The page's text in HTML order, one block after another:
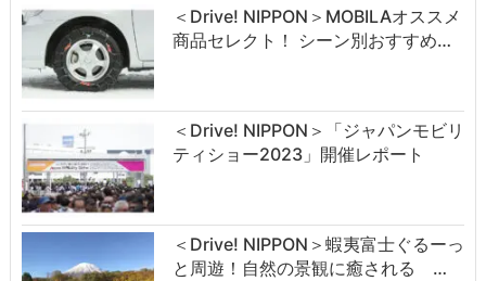
＜Drive! NIPPON＞MOBILAオススメ
商品セレクト！ シーン別おすすめ…
＜Drive! NIPPON＞「ジャパンモビリ
ティショー2023」開催レポート
＜Drive! NIPPON＞蝦夷富士ぐるーっ
と周遊！自然の景観に癒される …